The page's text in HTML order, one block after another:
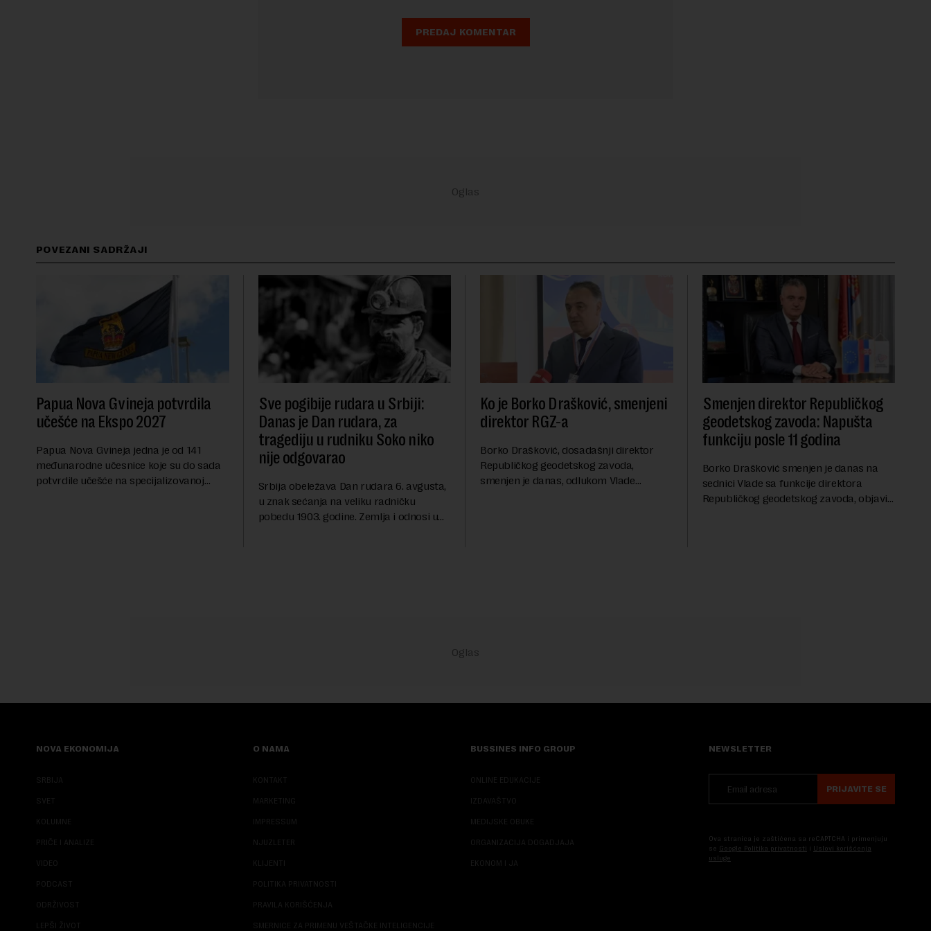
POVEZANI SADRŽAJI
Papua Nova Gvineja potvrdila
učešće na Ekspo 2027
Papua Nova Gvineja jedna je od 141
međunarodne učesnice koje su do sada
potvrdile učešće na specijalizovanoj
Sve pogibije rudara u Srbiji:
Danas je Dan rudara, za
tragediju u rudniku Soko niko
nije odgovarao
Srbija obeležava Dan rudara 6. avgusta,
u znak sećanja na veliku radničku
pobedu 1903. godine. Zemlja i odnosi u
Ko je Borko Drašković, smenjeni
direktor RGZ-a
Borko Drašković, dosadašnji direktor
Republičkog geodetskog zavoda,
smenjen je danas, odlukom Vlade
Smenjen direktor Republičkog
geodetskog zavoda: Napušta
funkciju posle 11 godina
Borko Drašković smenjen je danas na
sednici Vlade sa funkcije direktora
Republičkog geodetskog zavoda, objavio
NOVA EKONOMIJA
SRBIJA
SVET
KOLUMNE
PRIČE I ANALIZE
VIDEO
PODCAST
ODRŽIVOST
LEPŠI ŽIVOT
O NAMA
KONTAKT
MARKETING
IMPRESSUM
NJUZLETER
KLIJENTI
POLITIKA PRIVATNOSTI
PRAVILA KORIŠĆENJA
SMERNICE ZA PRIMENU VEŠTAČKE INTELIGENCIJE
BUSSINES INFO GROUP
ONLINE EDUKACIJE
IZDAVAŠTVO
MEDIJSKE OBUKE
ORGANIZACIJA DOGADJAJA
EKONOM I JA
NEWSLETTER
PRIJAVITE SE
Ova stranica je zaštićena sa reCAPTCHA i primenjuju
se Google Politika privatnosti i Uslovi korišćenja
usluge